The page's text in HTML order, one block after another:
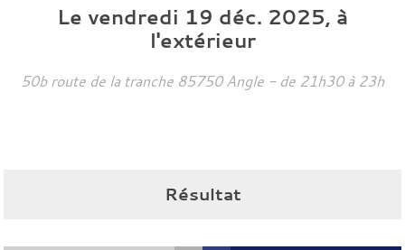
Le vendredi 19 déc. 2025, à
l'extérieur
50b route de la tranche 85750 Angle - de 21h30 à 23h
Résultat